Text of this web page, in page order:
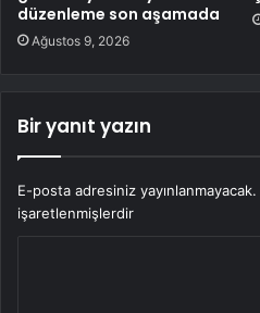
düzenleme son aşamada
Ağustos 9, 2026
Bir yanıt yazın
E-posta adresiniz yayınlanmayacak.
işaretlenmişlerdir